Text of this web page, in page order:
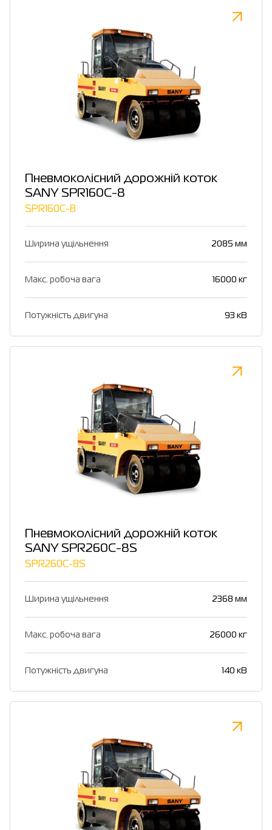
Пневмоколісний дорожній коток
SANY SPR160C-8
SPR160C-8
Ширина ущільнення 2085 мм
Макс. робоча вага 16000 кг
Потужність двигуна 93 кВ
Пневмоколісний дорожній коток
SANY SPR260C-8S
SPR260C-8S
Ширина ущільнення 2368 мм
Макс. робоча вага 26000 кг
Потужність двигуна 140 кВ